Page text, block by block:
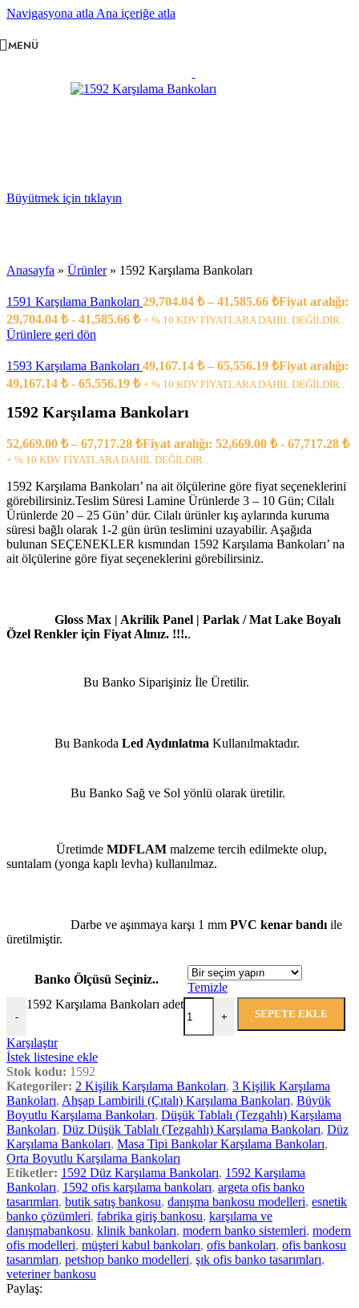
Navigasyona atla Ana içeriğe atla
MENÜ
Büyütmek için tıklayın
Anasayfa » Ürünler» 1592 Karşılama Bankoları
1591 Karşılama Bankoları 29,704.04 ₺ – 41,585.66 ₺Fiyat aralığı:
29,704.04 ₺ - 41,585.66 ₺ + % 10 KDV FİYATLARA DAHİL DEĞİLDİR..
Ürünlere geri dön
1593 Karşılama Bankoları 49,167.14 ₺ – 65,556.19 ₺Fiyat aralığı:
49,167.14 ₺ - 65,556.19 ₺ + % 10 KDV FİYATLARA DAHİL DEĞİLDİR..
1592 Karşılama Bankoları
52,669.00 ₺ – 67,717.28 ₺Fiyat aralığı: 52,669.00 ₺ - 67,717.28 ₺
+ % 10 KDV FİYATLARA DAHİL DEĞİLDİR..
1592 Karşılama Bankoları’ na ait ölçülerine göre fiyat seçeneklerini
görebilirsiniz.Teslim Süresi Lamine Ürünlerde 3 – 10 Gün; Cilalı
Ürünlerde 20 – 25 Gün’ dür. Cilalı ürünler kış aylarında kuruma
süresi bağlı olarak 1-2 gün ürün teslimini uzayabilir. Aşağıda
bulunan SEÇENEKLER kısmından 1592 Karşılama Bankoları’ na
ait ölçülerine göre fiyat seçeneklerini görebilirsiniz.
Gloss Max | Akrilik Panel | Parlak / Mat Lake Boyalı
Özel Renkler için Fiyat Alınız. !!!..
Bu Banko Siparişiniz İle Üretilir.
Bu Bankoda Led Aydınlatma Kullanılmaktadır.
Bu Banko Sağ ve Sol yönlü olarak üretilir.
Üretimde MDFLAM malzeme tercih edilmekte olup,
suntalam (yonga kaplı levha) kullanılmaz.
Darbe ve aşınmaya karşı 1 mm PVC kenar bandı ile
üretilmiştir.
Banko Ölçüsü Seçiniz..
Temizle
-
1592 Karşılama Bankoları adet
+ SEPETE EKLE
Karşılaştır
İstek listesine ekle
Stok kodu: 1592
Kategoriler: 2 Kişilik Karşılama Bankoları, 3 Kişilik Karşılama
Bankoları, Ahşap Lambirili (Çıtalı) Karşılama Bankoları, Büyük
Boyutlu Karşılama Bankoları, Düşük Tablalı (Tezgahlı) Karşılama
Bankoları, Düz Düşük Tablalı (Tezgahlı) Karşılama Bankoları, Düz
Karşılama Bankoları, Masa Tipi Bankolar Karşılama Bankoları,
Orta Boyutlu Karşılama Bankoları
Etiketler: 1592 Düz Karşılama Bankoları, 1592 Karşılama
Bankoları, 1592 ofis karşılama bankoları, argeta ofis banko
tasarımları, butik satış bankosu, danışma bankosu modelleri, esnetik
banko çözümleri, fabrika giriş bankosu, karşılama ve
danışmabankosu, klinik bankoları, modern banko sistemleri, modern
ofis modelleri, müşteri kabul bankoları, ofis bankoları, ofis bankosu
tasarımları, petshop banko modelleri, şık ofis banko tasarımları,
veteriner bankosu
Paylaş: